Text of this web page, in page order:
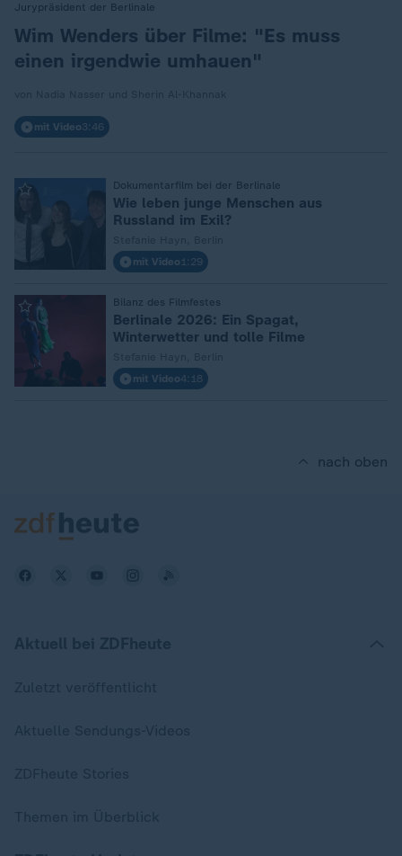
Jurypräsident der Berlinale
:
Wim Wenders über Filme: "Es muss
einen irgendwie umhauen"
mit Video3:46
Dokumentarfilm bei der Berlinale
:
Wie leben junge Menschen aus
Russland im Exil?
mit Video 1:29
Bilanz des Filmfestes
Berlinale 2026: Ein Spagat,
Winterwetter und tolle Filme
mit Video4:18
nach oben